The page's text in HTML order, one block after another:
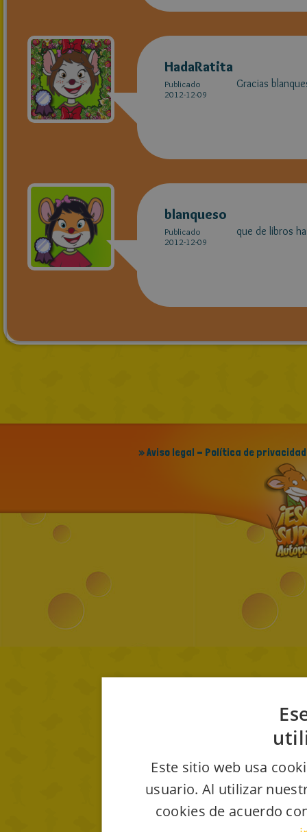
HadaRatita
Publicado
2012-12-09
Gracias
blanqueso
Publicado
2012-12-09
que de libros
» Aviso legal - Política de privacidad
Este sitio web usa
usuario. Al utilizar
cookies de acuerdo